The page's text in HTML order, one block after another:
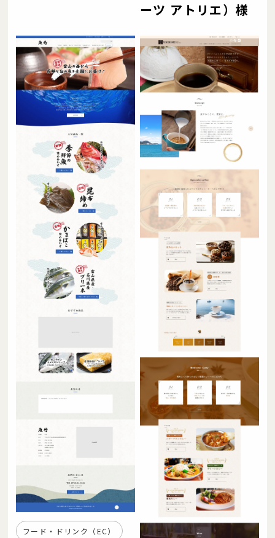
ーツ アトリエ）様
フード・ドリンク（EC）